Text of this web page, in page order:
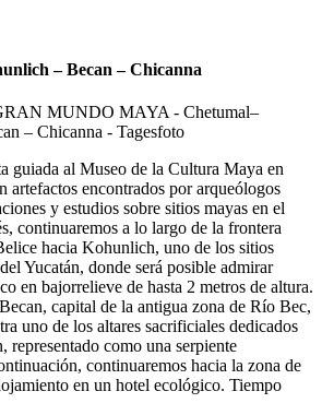
– Becan – Chicanna
guiada al Museo de la Cultura Maya en
artefactos encontrados por arqueólogos
y estudios sobre sitios mayas en el
continuaremos a lo largo de la frontera
hacia Kohunlich, uno de los sitios
Yucatán, donde será posible admirar
en bajorrelieve de hasta 2 metros de altura.
capital de la antigua zona de Río Bec,
uno de los altares sacrificiales dedicados
representado como una serpiente
continuaremos hacia la zona de
en un hotel ecológico. Tiempo